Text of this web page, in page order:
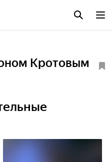
Кротовым